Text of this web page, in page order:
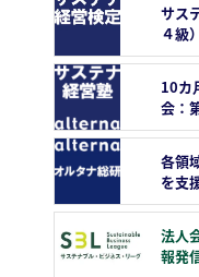
サス
４級
10カ
会：
各領
を支
法人
報発